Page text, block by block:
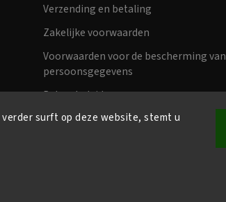
surft op deze website, stemt u
Verzending en betaling
Zakelijke voorwaarden
Voorwaarden voor de bescherming van
persoonsgegevens
Retourbeleid